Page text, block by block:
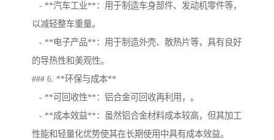
- **汽车工业**：用于制造车身部件、发动机零件等，
以减轻整车重量。
- **电子产品**：用于制造外壳、散热片等，具有良好
的导热性和美观性。
### 6. **环保与成本**
- **可回收性**：铝合金可回收再利用，。
- **成本效益**：虽然铝合金材料成本较高，但其加工
性能和轻量化优势使其在长期使用中具有成本效益。